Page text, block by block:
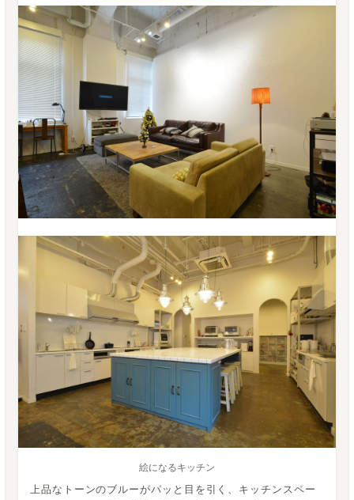
絵になるキッチン
上品なトーンのブルーがパッと目を引く、キッチンスペー